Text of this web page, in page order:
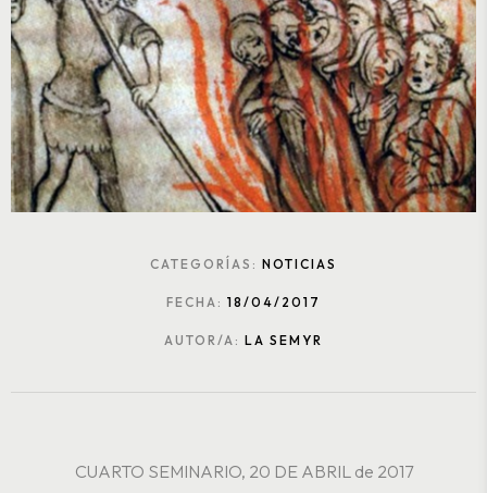
CATEGORÍAS: NOTICIAS
FECHA: 18/04/2017
AUTOR/A: LA SEMYR
CUARTO SEMINARIO, 20 DE ABRIL de 2017